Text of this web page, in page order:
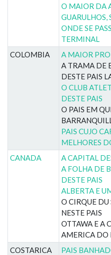
O MAIOR DA
GUARULHOS,
ONDE SE
TERMINAL
COLOMBIA
A MAIOR
A TRAMA DE
DESTE PAIS
O CLUB
DESTE PAIS
O PAIS EM
PAIS CUJO
MELHORES
CANADA
A CAPITAL
A FOLHA DE
DESTE PAIS
ALBERTA E
O CIRQUE
NESTE PAIS
OTTAWA E A
AMERICA DO
COSTARICA
PAIS